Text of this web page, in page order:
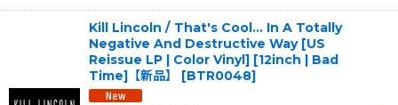
Kill Lincoln / That's Cool... In A Totally
Negative And Destructive Way [US
Reissue LP | Color Vinyl] [12inch | Bad
Time]【新品】
[BTR0048]